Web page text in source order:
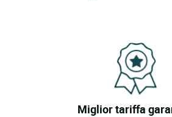
Miglior tariffa